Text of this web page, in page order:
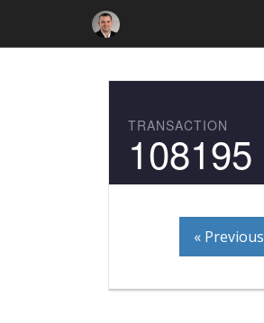
TRANSACTION
108195
« Previous